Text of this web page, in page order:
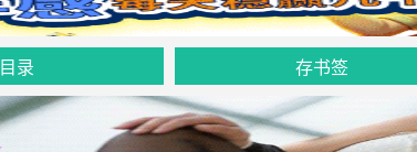
目录 存书签